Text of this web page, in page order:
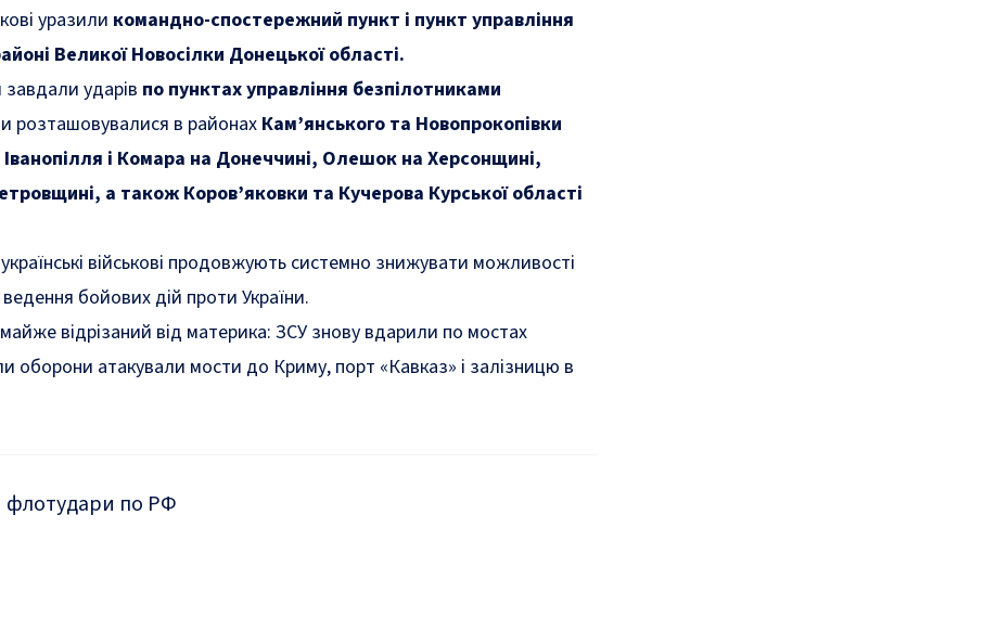
уразили командно-спостережний пункт і пункт управління
Великої Новосілки Донецької області.
ударів по пунктах управління безпілотниками
розташовувалися в районах Кам’янського та Новопрокопівки
Іванопілля і Комара на Донеччині, Олешок на Херсонщині,
а також Коров’яковки та Кучерова Курської області
військові продовжують системно знижувати можливості
бойових дій проти України.
відрізаний від материка: ЗСУ знову вдарили по мостах
оборони атакували мости до Криму, порт «Кавказ» і залізницю в
флотудари по РФ